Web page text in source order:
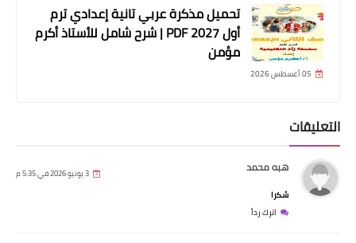
تحميل مذكرة عربي تانية إعدادي ترم
أول 2027 PDF | شرح شامل للأستاذ أكرم
مؤمن
05 أغسطس 2026
التعليقات
هبه محمد 3 يونيو 2026 في 5:35 م
شكرا
اترك رداً